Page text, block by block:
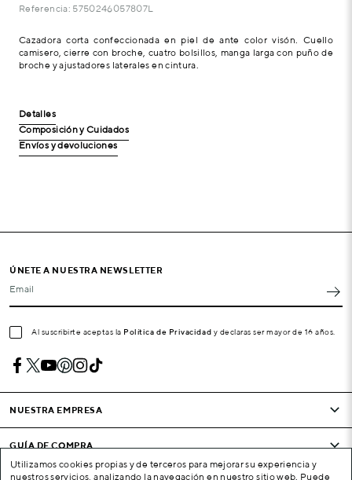
Referencia: 5750246057807L
Cazadora corta confeccionada en piel de ante color visón. Cuello
camisero, cierre con broche, cuatro bolsillos, manga larga con puño de
broche y ajustadores laterales en cintura.
Detalles
Composición y Cuidados
Envíos y devoluciones
ÚNETE A NUESTRA NEWSLETTER
Email
Al suscribirte aceptas la Política de Privacidad y declaras ser mayor de 16 años.
NUESTRA EMPRESA
GUÍA DE COMPRA
Utilizamos cookies propias y de terceros para mejorar su experiencia y
nuestros servicios, analizando la navegación en nuestro sitio web. Puede